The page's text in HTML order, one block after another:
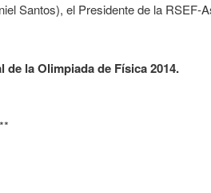
Santos), el Presidente de la RSEF-
de la Olimpiada de Física 2014.